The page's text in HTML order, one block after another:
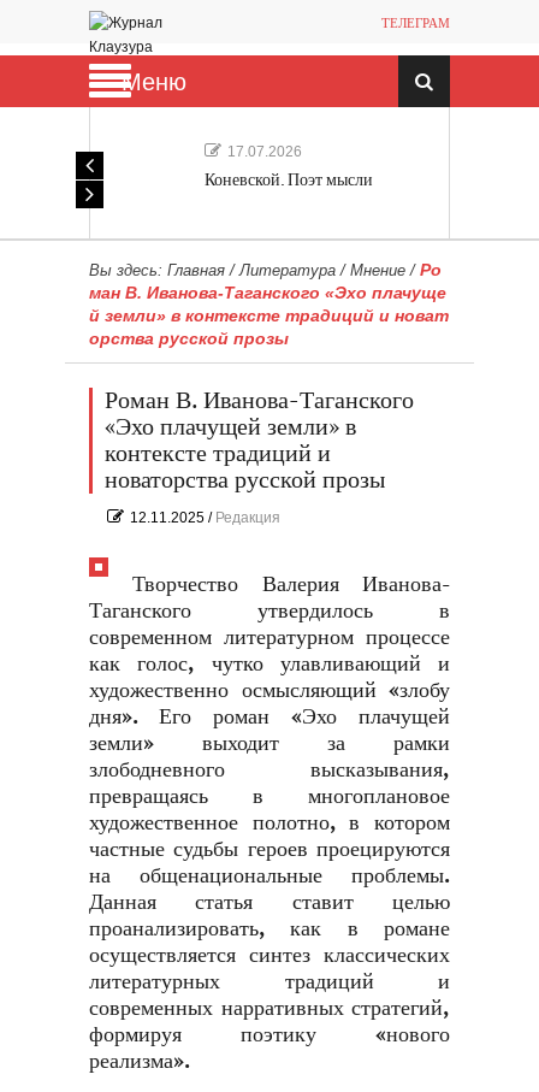
ТЕЛЕГРАМ
Меню
17.07.2026
Коневской. Поэт мысли
Вы здесь: Главная /Литература / Мнение / Ро
ман В. Иванова-Таганского «Эхо плачуще
й земли» в контексте традиций и новат
орства русской прозы
Роман В. Иванова-Таганского
«Эхо плачущей земли» в
контексте традиций и
новаторства русской прозы
12.11.2025 / Редакция
Творчество Валерия Иванова-
Таганского утвердилось в
современном литературном процессе
как голос, чутко улавливающий и
художественно осмысляющий «злобу
дня». Его роман «Эхо плачущей
земли» выходит за рамки
злободневного высказывания,
превращаясь в многоплановое
художественное полотно, в котором
частные судьбы героев проецируются
на общенациональные проблемы.
Данная статья ставит целью
проанализировать, как в романе
осуществляется синтез классических
литературных традиций и
современных нарративных стратегий,
формируя поэтику «нового
реализма».